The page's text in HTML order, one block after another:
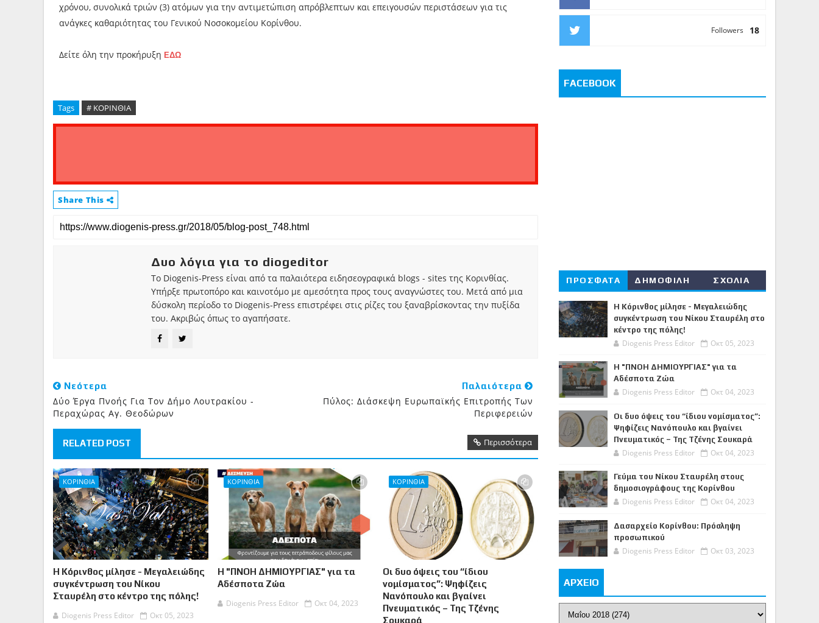
χρόνου, συνολικά τριών (3) ατόμων για την αντιμετώπιση απρόβλεπτων και επειγουσών περιστάσεων για τις
ανάγκες καθαριότητας του Γενικού Νοσοκομείου Κορίνθου.
Δείτε όλη την προκήρυξη ΕΔΩ
Tags # ΚΟΡΙΝΘΙΑ
Share This
Δυο λόγια για το diogeditor
Το Diogenis-Press είναι από τα παλαιότερα ειδησεογραφικά blogs - sites της Κορινθίας.
Υπήρξε πρωτοπόρο και καινοτόμο με αμεσότητα προς τους αναγνώστες του. Μετά από μια
δύσκολη περίοδο το Diogenis-Press επιστρέφει στις ρίζες του ξαναβρίσκοντας την πυξίδα
του. Ακριβώς όπως το αγαπήσατε.
Νεότερα
Δύο Έργα Πνοής Για Τον Δήμο Λουτρακίου -
Περαχώρας Αγ. Θεοδώρων
Παλαιότερα
Πύλος: Διάσκεψη Ευρωπαϊκής Επιτροπής Των
Περιφερειών
RELATED POST Περισσότερα
ΚΟΡΙΝΘΙΑ
Η Κόρινθος μίλησε - Μεγαλειώδης
συγκέντρωση του Νίκου
Σταυρέλη στο κέντρο της πόλης!
Diogenis Press Editor
Οκτ 05, 2023
ΚΟΡΙΝΘΙΑ
Η "ΠΝΟΗ ΔΗΜΙΟΥΡΓΙΑΣ" για τα
Αδέσποτα Ζώα
Diogenis Press Editor
Οκτ 04, 2023
ΚΟΡΙΝΘΙΑ
Οι δυο όψεις του “ίδιου
νομίσματος”: Ψηφίζεις
Νανόπουλο και βγαίνει
Πνευματικός – Της Τζένης
Σουκαρά
18
Followers
FACEBOOK
ΠΡΟΣΦΑΤΑ ΔΗΜΟΦΙΛΗ ΣΧΟΛΙΑ
Η Κόρινθος μίλησε - Μεγαλειώδης
συγκέντρωση του Νίκου Σταυρέλη στο
κέντρο της πόλης!
Diogenis Press Editor Οκτ 05, 2023
Η "ΠΝΟΗ ΔΗΜΙΟΥΡΓΙΑΣ" για τα
Αδέσποτα Ζώα
Diogenis Press Editor Οκτ 04, 2023
Οι δυο όψεις του “ίδιου νομίσματος”:
Ψηφίζεις Νανόπουλο και βγαίνει
Πνευματικός – Της Τζένης Σουκαρά
Diogenis Press Editor Οκτ 04, 2023
Γεύμα του Νίκου Σταυρέλη στους
δημοσιογράφους της Κορίνθου
Diogenis Press Editor Οκτ 04, 2023
Δασαρχείο Κορίνθου: Πρόσληψη
προσωπικού
Diogenis Press Editor Οκτ 03, 2023
ΑΡΧΕΙΟ